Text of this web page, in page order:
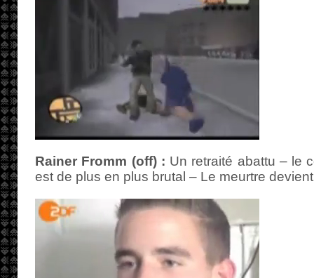
Rainer Fromm (off) : Un retraité abattu – le
est de plus en plus brutal – Le meurtre